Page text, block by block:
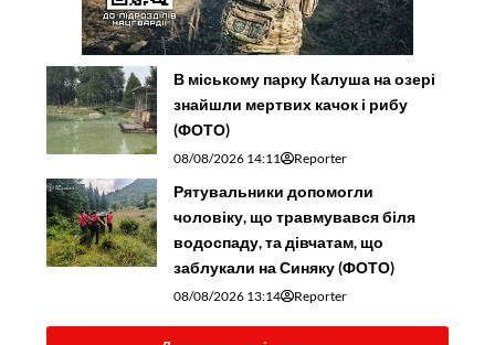
В міському парку Калуша на озері
знайшли мертвих качок і рибу
(ФОТО)
08/08/2026 14:11 Reporter
Рятувальники допомогли
чоловіку, що травмувався біля
водоспаду, та дівчатам, що
заблукали на Синяку (ФОТО)
08/08/2026 13:14 Reporter